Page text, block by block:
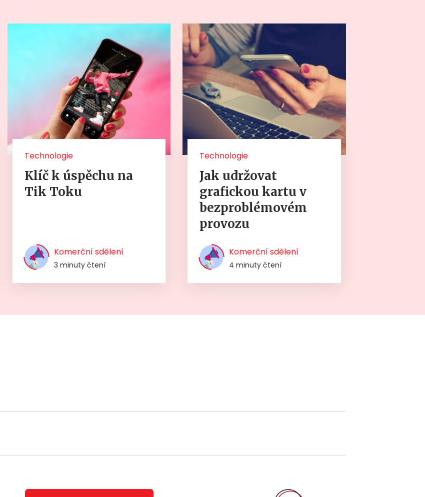
Technologie
Klíč k úspěchu na
Tik Toku
Komerční sdělení
3 minuty čtení
Technologie
Jak udržovat
grafickou kartu v
bezproblémovém
provozu
Komerční sdělení
4 minuty čtení